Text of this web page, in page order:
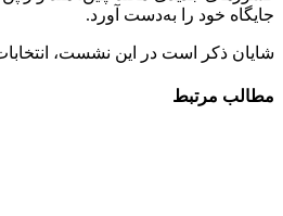
جایگاه خود را به‌دست آورد.
شایان ذکر است در این نشست،
مطالب مرتبط